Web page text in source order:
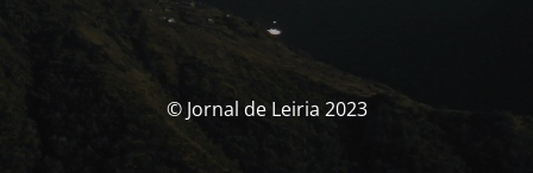
© Jornal de Leiria 2023